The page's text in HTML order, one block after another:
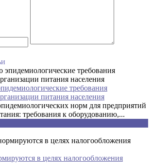
требования
питания населения
норм для предприятий
требования к оборудованию,...
в целях налогообложения